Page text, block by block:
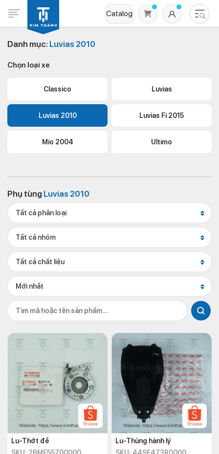
Catalog
Danh mục: Luvias 2010
Chọn loại xe
Classico Luvias
Luvias 2010 Luvias Fi 2015
Mio 2004 Ultimo
Phụ tùng Luvias 2010
Tất cả phân loại
Tất cả nhóm
Tất cả chất liệu
Mới nhất
Lu-Thớt đề
Lu-Thùng hành lý